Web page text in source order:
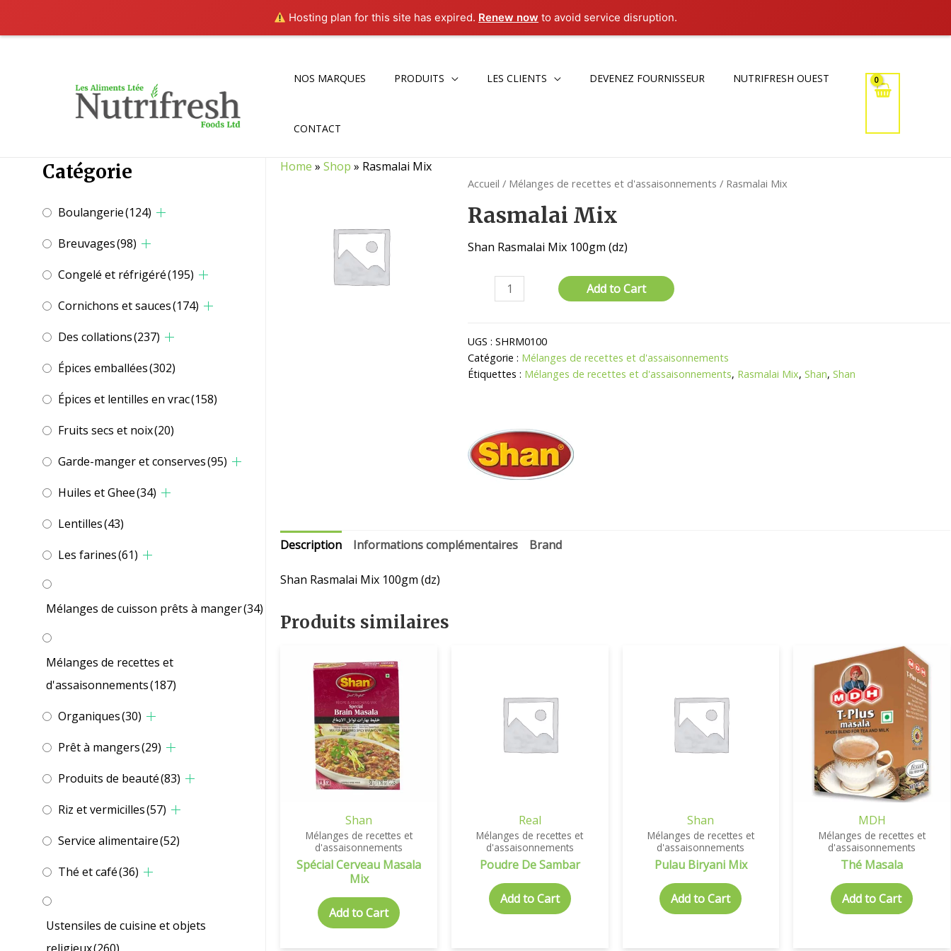
Hosting plan for this site has expired. Renew now to avoid service disruption.
NOS MARQUES PRODUITS LES CLIENTS DEVENEZ FOURNISSEUR NUTRIFRESH OUEST
CONTACT
Catégorie
Boulangerie(124)
Breuvages(98)
Congelé et réfrigéré(195)
Cornichons et sauces(174)
Des collations(237)
Épices emballées(302)
Épices et lentilles en vrac(158)
Fruits secs et noix(20)
Garde-manger et conserves(95)
Huiles et Ghee(34)
Lentilles(43)
Les farines(61)
Mélanges de cuisson prêts à manger(34)
Mélanges de recettes et
d'assaisonnements(187)
Organiques(30)
Prêt à mangers(29)
Produits de beauté(83)
Riz et vermicilles(57)
Service alimentaire(52)
Thé et café(36)
Ustensiles de cuisine et objets
Home »Shop » Rasmalai Mix
Accueil / Mélanges de recettes et d'assaisonnements / Rasmalai Mix
Rasmalai Mix
Shan Rasmalai Mix 100gm (dz)
quantité
Mix
Add to Cart
UGS :SHRM0100
Catégorie : Mélanges de recettes et d'assaisonnements
Étiquettes : Mélanges de recettes et d'assaisonnements, Rasmalai Mix,Shan,Shan
Description Informations complémentaires Brand
Shan Rasmalai Mix 100gm (dz)
Produits similaires
Shan
Mélanges de recettes et
d'assaisonnements
Spécial Cerveau Masala
Mix
Add to Cart
Real
Mélanges de recettes et
d'assaisonnements
Poudre De Sambar
Add to Cart
Shan
Mélanges de recettes et
d'assaisonnements
Pulau Biryani Mix
Add to Cart
MDH
Mélanges de recettes et
d'assaisonnements
Thé Masala
Add to Cart